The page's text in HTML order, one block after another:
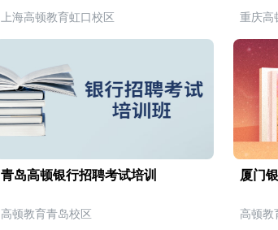
上海高顿教育虹口校区 重庆高
青岛高顿银行招聘考试培训
高顿教育青岛校区
厦门
高顿教